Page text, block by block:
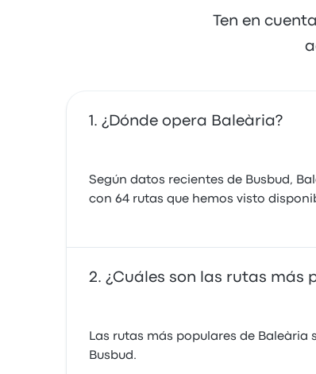
Ten en
¿Dónde opera Baleària?
Según datos recientes de Busbud,
con 64 rutas que hemos visto
¿Cuáles son las rutas más
Las rutas más populares de Baleària
Busbud.